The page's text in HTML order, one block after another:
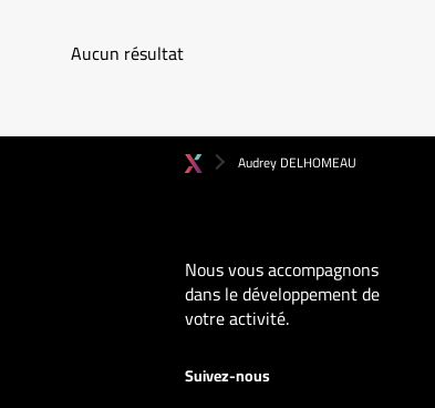
Aucun résultat
Audrey DELHOMEAU
Nous vous accompagnons
dans le développement de
votre activité.
Suivez-nous